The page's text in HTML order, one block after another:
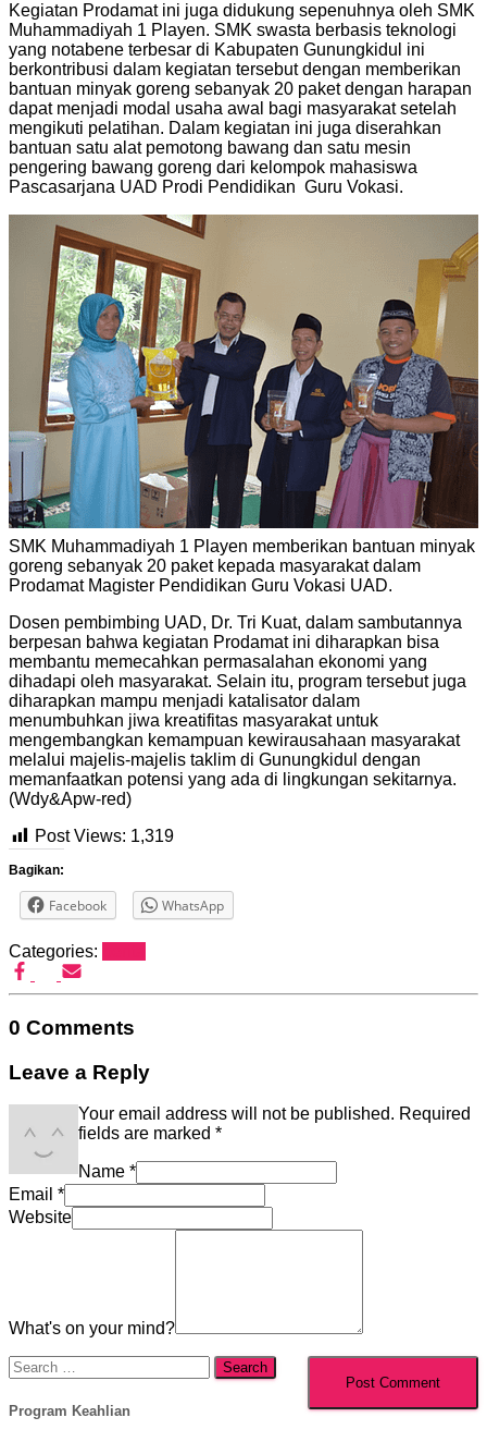
Kegiatan Prodamat ini juga didukung sepenuhnya oleh SMK
Muhammadiyah 1 Playen. SMK swasta berbasis teknologi
yang notabene terbesar di Kabupaten Gunungkidul ini
berkontribusi dalam kegiatan tersebut dengan memberikan
bantuan minyak goreng sebanyak 20 paket dengan harapan
dapat menjadi modal usaha awal bagi masyarakat setelah
mengikuti pelatihan. Dalam kegiatan ini juga diserahkan
bantuan satu alat pemotong bawang dan satu mesin
pengering bawang goreng dari kelompok mahasiswa
Pascasarjana UAD Prodi Pendidikan Guru Vokasi.
SMK Muhammadiyah 1 Playen memberikan bantuan minyak
goreng sebanyak 20 paket kepada masyarakat dalam
Prodamat Magister Pendidikan Guru Vokasi UAD.
Dosen pembimbing UAD, Dr. Tri Kuat, dalam sambutannya
berpesan bahwa kegiatan Prodamat ini diharapkan bisa
membantu memecahkan permasalahan ekonomi yang
dihadapi oleh masyarakat. Selain itu, program tersebut juga
diharapkan mampu menjadi katalisator dalam
menumbuhkan jiwa kreatifitas masyarakat untuk
mengembangkan kemampuan kewirausahaan masyarakat
melalui majelis-majelis taklim di Gunungkidul dengan
memanfaatkan potensi yang ada di lingkungan sekitarnya.
(Wdy&Apw-red)
Post Views: 1,319
Bagikan:
Facebook WhatsApp
Categories:
0 Comments
Leave a Reply
Your email address will not be published. Required
fields are marked *
Name *
Email *
Website
What's on your mind?
Search
for:
Program Keahlian